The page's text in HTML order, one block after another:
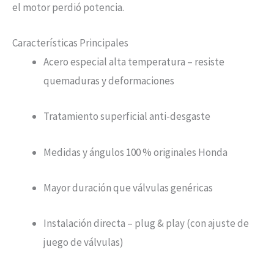
el motor perdió potencia.
Características Principales
Acero especial alta temperatura – resiste
quemaduras y deformaciones
Tratamiento superficial anti-desgaste
Medidas y ángulos 100 % originales Honda
Mayor duración que válvulas genéricas
Instalación directa – plug & play (con ajuste de
juego de válvulas)